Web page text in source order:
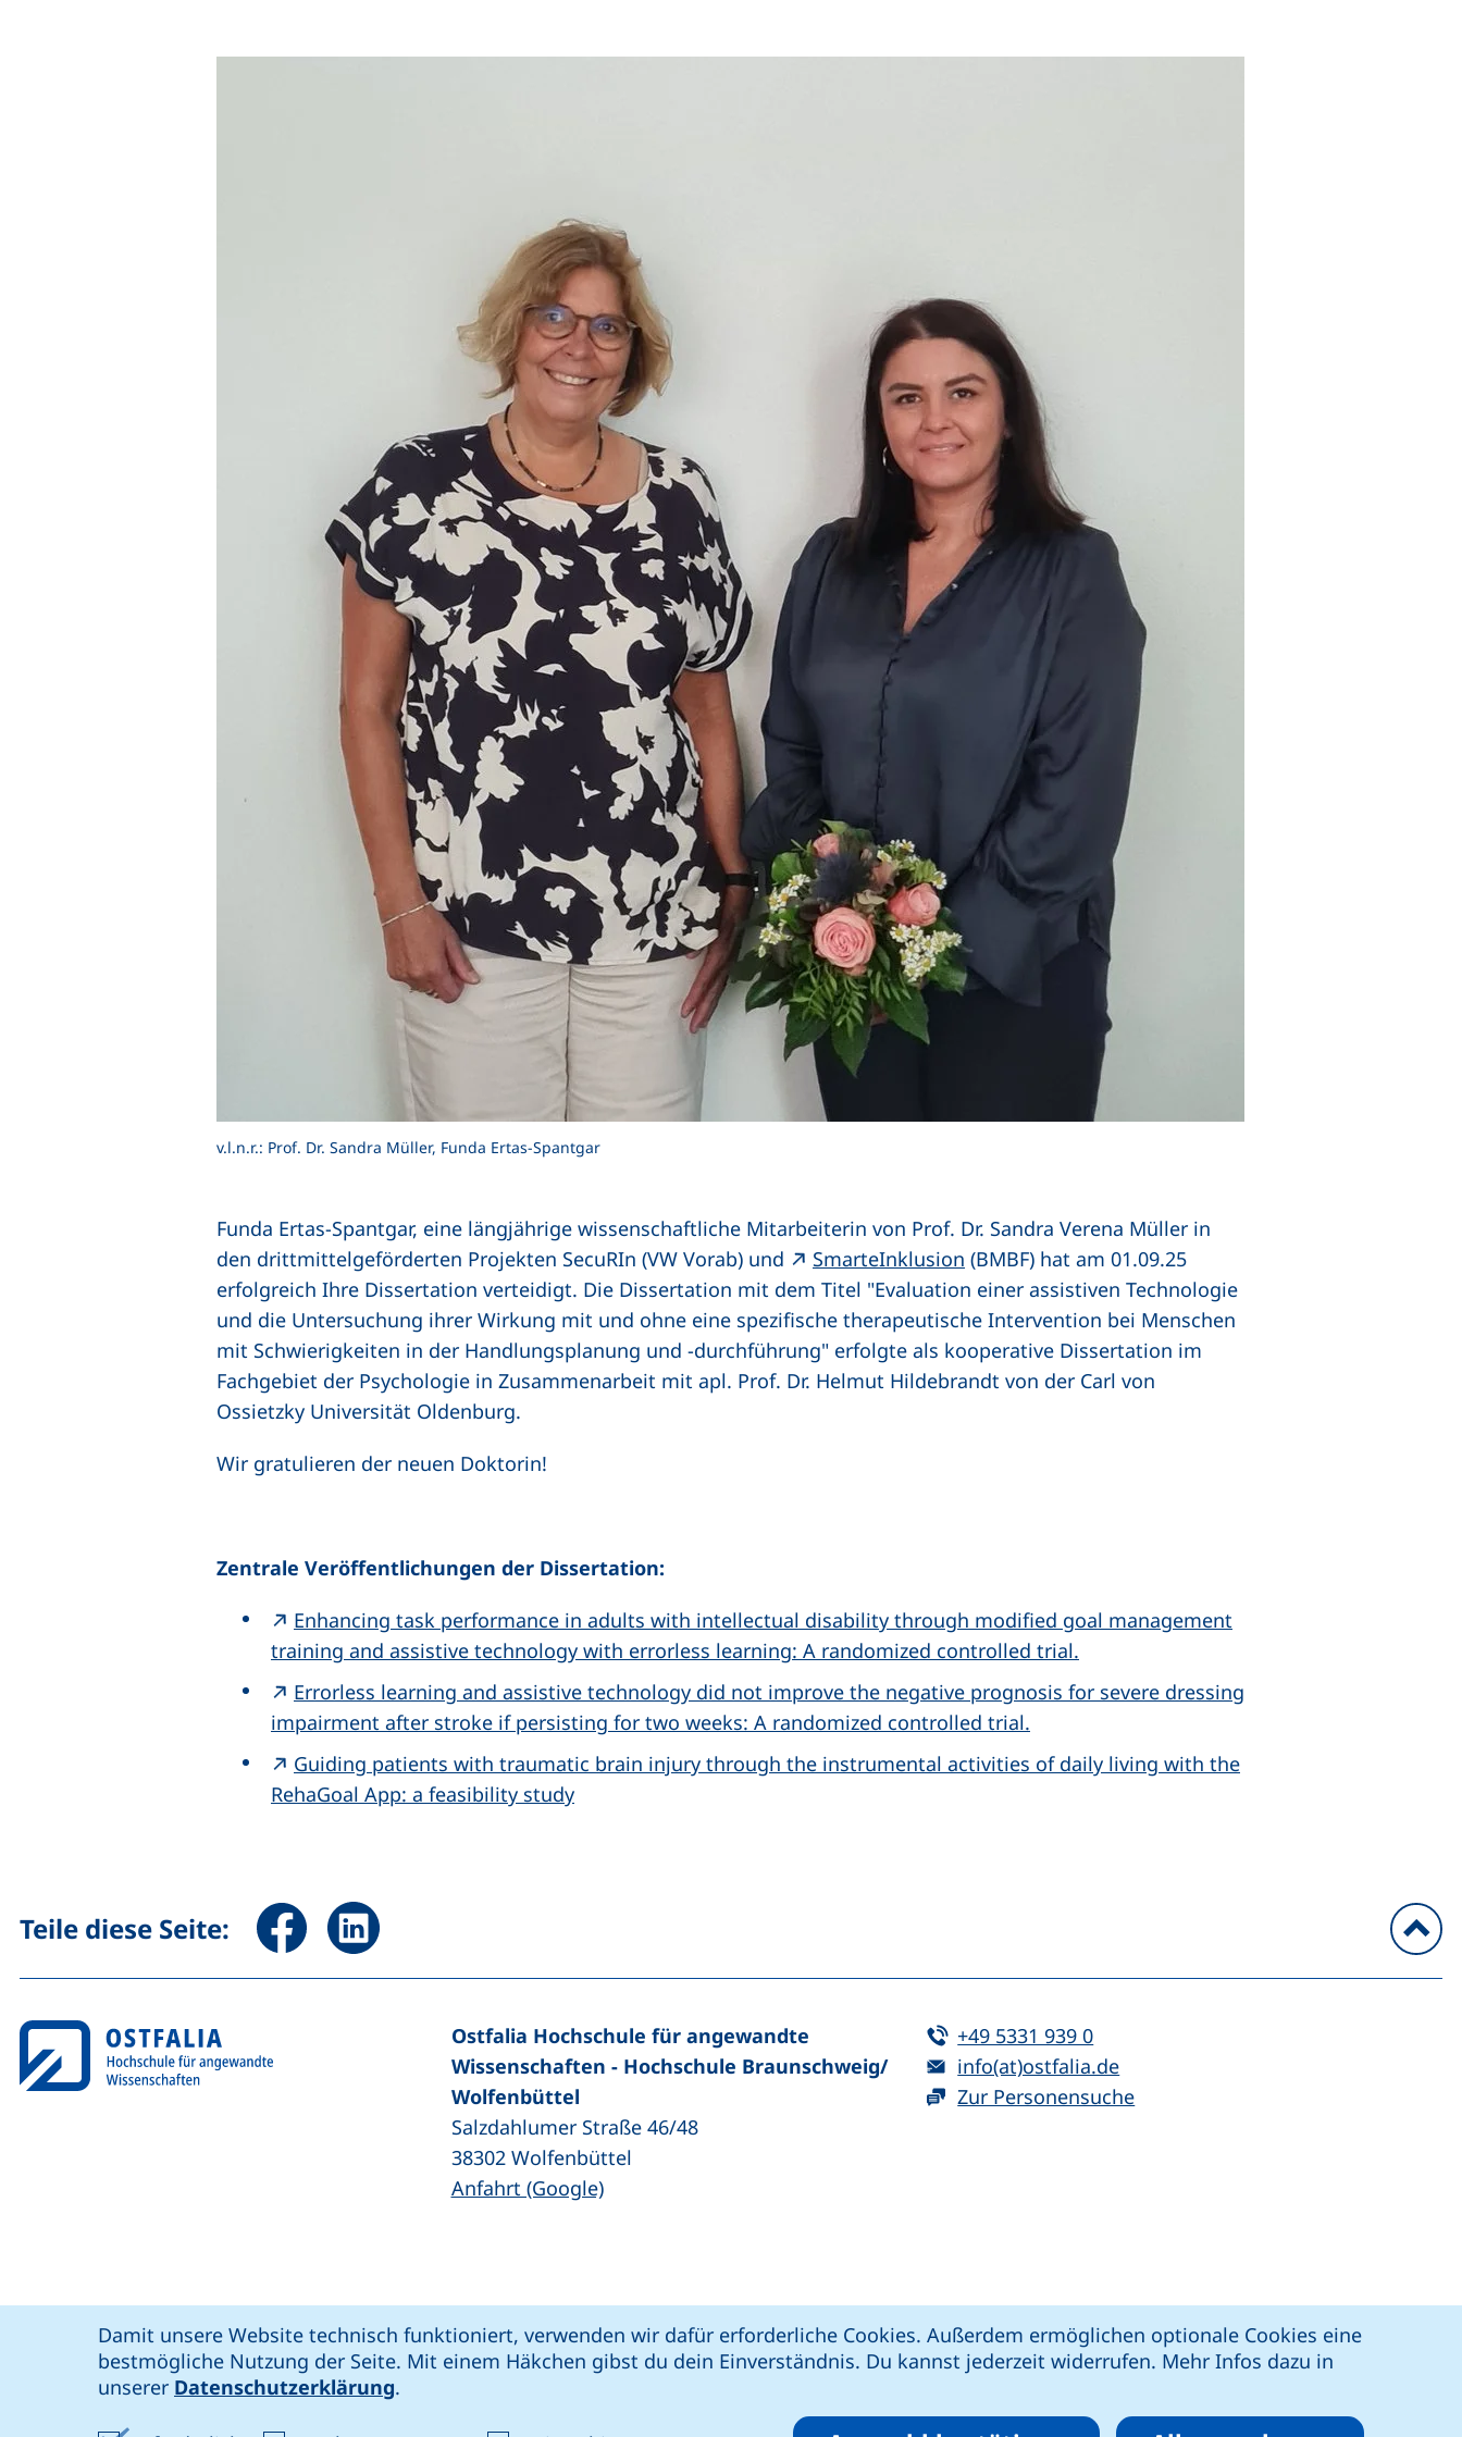
Damit unsere Website technisch funktioniert, verwenden wir dafür erforderliche Cookies. Außerdem ermöglichen optionale Cookies eine
bestmögliche Nutzung der Seite. Mit einem Häkchen gibst du dein Einverständnis. Du kannst jederzeit widerrufen. Mehr Infos dazu in
unserer Datenschutzerklärung.
v.l.n.r.: Prof. Dr. Sandra Müller, Funda Ertas-Spantgar
Funda Ertas-Spantgar, eine längjährige wissenschaftliche Mitarbeiterin von Prof. Dr. Sandra Verena Müller in
den drittmittelgeförderten Projekten SecuRIn (VW Vorab) und
SmarteInklusion (externer Link, öffnet neues Fenster)
(BMBF) hat am 01.09.25
erfolgreich Ihre Dissertation verteidigt. Die Dissertation mit dem Titel "Evaluation einer assistiven Technologie
und die Untersuchung ihrer Wirkung mit und ohne eine spezifische therapeutische Intervention bei Menschen
mit Schwierigkeiten in der Handlungsplanung und -durchführung" erfolgte als kooperative Dissertation im
Fachgebiet der Psychologie in Zusammenarbeit mit apl. Prof. Dr. Helmut Hildebrandt von der Carl von
Ossietzky Universität Oldenburg.
Wir gratulieren der neuen Doktorin!
Zentrale Veröffentlichungen der Dissertation:
Enhancing task performance in adults with intellectual disability through modified goal management
training and assistive technology with errorless learning: A randomized controlled trial.
Errorless learning and assistive technology did not improve the negative prognosis for severe dressing
impairment after stroke if persisting for two weeks: A randomized controlled trial.
Guiding patients with traumatic brain injury through the instrumental activities of daily living with the
RehaGoal App: a feasibility study
Teile diese Seite: Seite über Facebook teilen (externer Link, öffnet neues Fenster)
Seite über LinkedIn teilen (externer Link, öffnet neues Fenster)
Ostfalia @: soziale Medien
unsere Facebook-Seite (externer Link, öffnet neues Fenster)
unsere LinkedIn-Seite (externer Link, öffnet neues Fenster)
unsere Instagram-Seite (externer Link, öffnet neues Fenster)
unsere YouTube-Seite (externer Link, öffnet neues Fenster)
Ostfalia Hochschule für angewandte
Wissenschaften - Hochschule Braunschweig/​
Wolfenbüttel
Salzdahlumer Straße 46/48
38302 Wolfenbüttel
Anfahrt (Google)(externer Link, öffnet neues Fenster)
Tel:
+49 5331 939 0(startet einen Telefonanruf, wenn Ihr
E-Mail:
info(at)ostfalia.de(öffnet Ihr E-Mail-Programm)
Zur Personensuche
Barriere melden